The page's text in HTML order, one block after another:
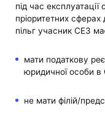
під час
пріоритетних сферах
пільг учасник СЕЗ
мати податкову
юридичної особи в
не мати філій/